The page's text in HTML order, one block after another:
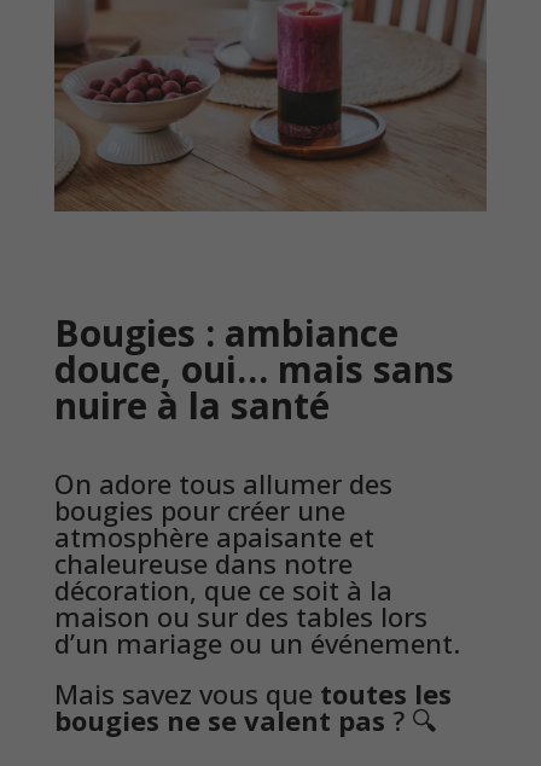
Bougies : ambiance
douce, oui… mais sans
nuire à la santé
On adore tous allumer des
bougies pour créer une
atmosphère apaisante et
chaleureuse dans notre
décoration, que ce soit à la
maison ou sur des tables lors
d’un mariage ou un événement.
Mais savez vous que toutes les
bougies ne se valent pas ? 🔍